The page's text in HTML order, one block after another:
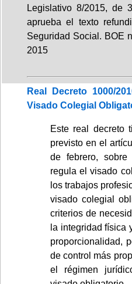
Legislativo 8/2015, de
aprueba el texto
Seguridad Social. BOE
2015
Real Decreto 1000/
Visado Colegial
Este real decreto
previsto en el
de febrero, sobre
regula el visado
los trabajos
visado colegial
criterios de
la integridad física
proporcionalidad,
de control más
el régimen